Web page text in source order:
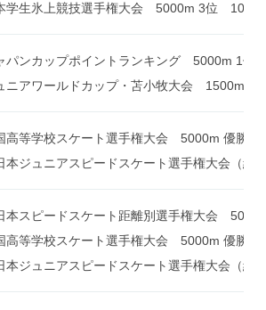
学生氷上競技選手権大会 5000m 3位
パンカップポイントランキング 5000m 1位
ニアワールドカップ・苫小牧大会 1500m 5
高等学校スケート選手権大会 5000m 優勝
本ジュニアスピードスケート選手権大会
本スピードスケート距離別選手権大会
高等学校スケート選手権大会 5000m 優勝
本ジュニアスピードスケート選手権大会